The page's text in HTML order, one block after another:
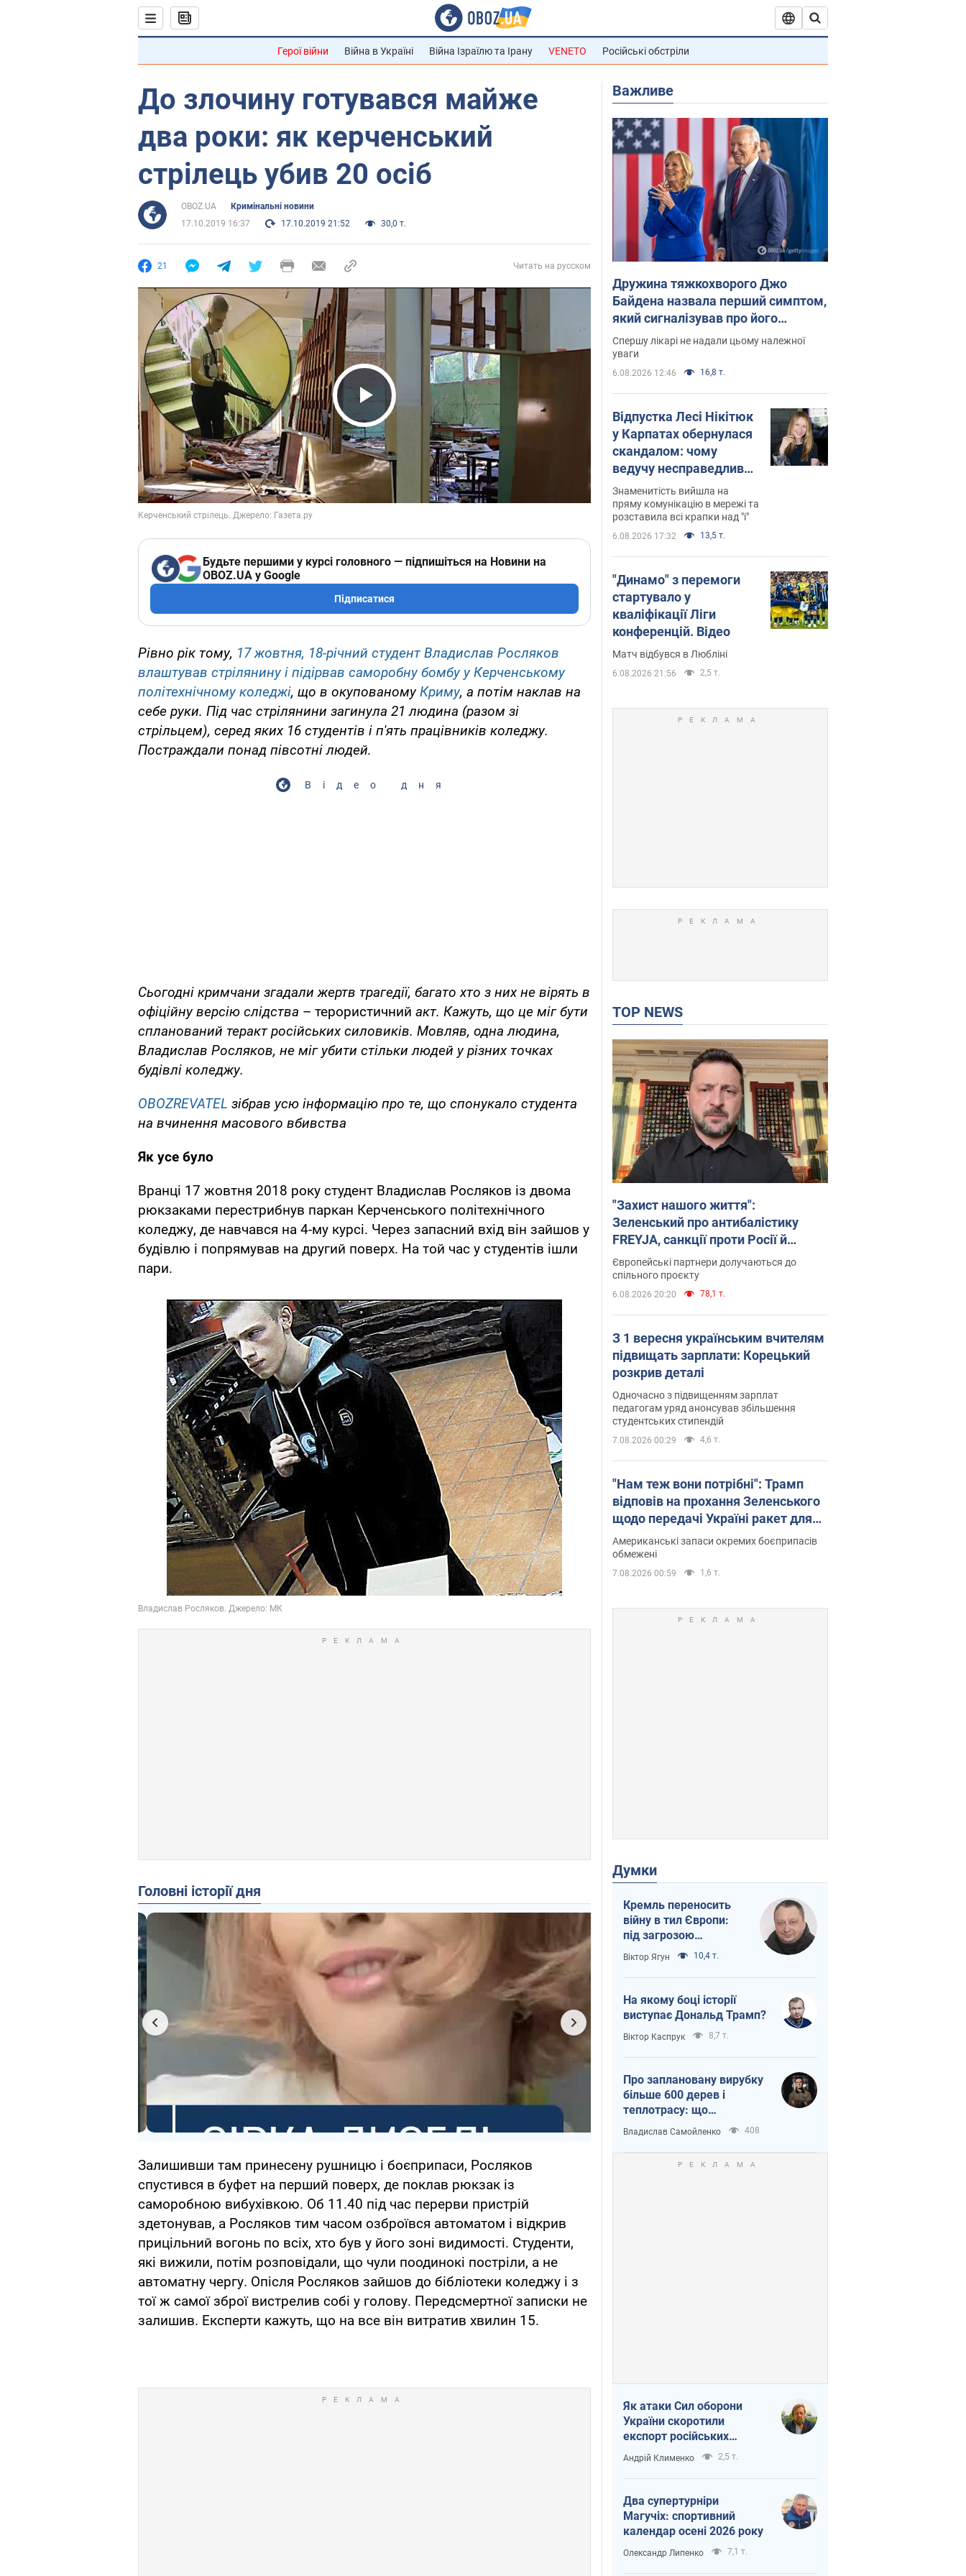
Герої війни Війна в Україні Війна Ізраїлю та Ірану VENETO Російські обстріли
До злочину готувався майже
два роки: як керченський
стрілець убив 20 осіб
OBOZ.UA
Кримінальні новини
17.10.2019 16:37
17.10.2019 21:52 30,0 т.
21 Читать на русском
Play Video
Будьте першими у курсі головного — підпишіться на Новини на
OBOZ.UA у Google
Підписатися
Рівно рік тому, 17 жовтня, 18-річний студент Владислав Росляков
влаштував стрілянину і підірвав саморобну бомбу у Керченському
політехнічному коледжі, що в окупованомуКриму, а потім наклав на
себе руки. Під час стрілянини загинула 21 людина (разом зі
стрільцем), серед яких 16 студентів і п'ять працівників коледжу.
Постраждали понад півсотні людей.
Відео дня
Сьогодні кримчани згадали жертв трагедії, багато хто з них не вірять в
офіційну версію слідства – терористичний акт. Кажуть, що це міг бути
спланований теракт російських силовиків. Мовляв, одна людина,
Владислав Росляков, не міг убити стільки людей у різних точках
будівлі коледжу.
OBOZREVATEL зібрав усю інформацію про те, що спонукало студента
на вчинення масового вбивства
Як усе було
Вранці 17 жовтня 2018 року студент Владислав Росляков із двома
рюкзаками перестрибнув паркан Керченського політехнічного
коледжу, де навчався на 4-му курсі. Через запасний вхід він зайшов у
будівлю і попрямував на другий поверх. На той час у студентів ішли
пари.
Головні історії дня
Залишивши там принесену рушницю і боєприпаси, Росляков
спустився в буфет на перший поверх, де поклав рюкзак із
саморобною вибухівкою. Об 11.40 під час перерви пристрій
здетонував, а Росляков тим часом озброївся автоматом і відкрив
прицільний вогонь по всіх, хто був у його зоні видимості. Студенти,
які вижили, потім розповідали, що чули поодинокі постріли, а не
автоматну чергу. Опісля Росляков зайшов до бібліотеки коледжу і з
тої ж самої зброї вистрелив собі у голову. Передсмертної записки не
залишив. Експерти кажуть, що на все він витратив хвилин 15.
Важливе
Дружина тяжкохворого Джо
Байдена назвала перший симптом,
який сигналізував про його
"агресивний" рак
Спершу лікарі не надали цьому належної
уваги
6.08.2026 12:46 16,8 т.
Відпустка Лесі Нікітюк
у Карпатах обернулася
скандалом: чому
ведучу несправедливо
захейтили
Знаменитість вийшла на
пряму комунікацію в мережі та
розставила всі крапки над "і"
6.08.2026 17:32 13,5 т.
"Динамо" з перемоги
стартувало у
кваліфікації Ліги
конференцій. Відео
Матч відбувся в Любліні
6.08.2026 21:56 2,5 т.
TOP NEWS
"Захист нашого життя":
Зеленський про антибалістику
FREYJA, санкції проти Росії й
підтримку аграріїв. Відео
Європейські партнери долучаються до
спільного проєкту
6.08.2026 20:20 78,1 т.
З 1 вересня українським вчителям
підвищать зарплати: Корецький
розкрив деталі
Одночасно з підвищенням зарплат
педагогам уряд анонсував збільшення
студентських стипендій
7.08.2026 00:29 4,6 т.
"Нам теж вони потрібні": Трамп
відповів на прохання Зеленського
щодо передачі Україні ракет для
Patriot
Американські запаси окремих боєприпасів
обмежені
7.08.2026 00:59 1,6 т.
Думки
Кремль переносить
війну в тил Європи:
під загрозою
критична логістика
Віктор Ягун 10,4 т.
На якому боці історії
виступає Дональд Трамп?
Віктор Каспрук 8,7 т.
Про заплановану вирубку
більше 600 дерев і
теплотрасу: що
відбувається на Теремках
у Києві
Владислав Самойленко 408
Як атаки Сил оборони
України скоротили
експорт російських
нафтопродуктів
Андрій Клименко 2,5 т.
Два супертурніри
Магучіх: спортивний
календар осені 2026 року
Олександр Липенко 7,1 т.